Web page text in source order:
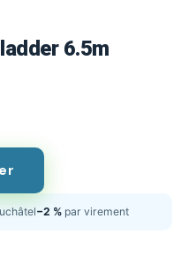
6.5m
−2 % par virement